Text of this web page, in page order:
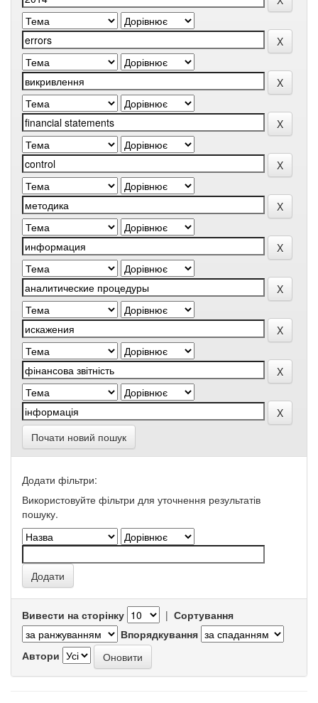
Почати новий пошук
Додати фільтри:
Використовуйте фільтри для уточнення результатів
пошуку.
Вивести на сторінку | Сортування
Впорядкування
Автори